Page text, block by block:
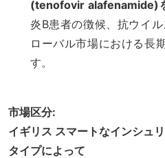
(tenofovir alafenamide)
炎B患者の徴候、抗ウイ
ローバル市場における長
す。
市場区分:
イギリス スマートなインシュ
タイプによって